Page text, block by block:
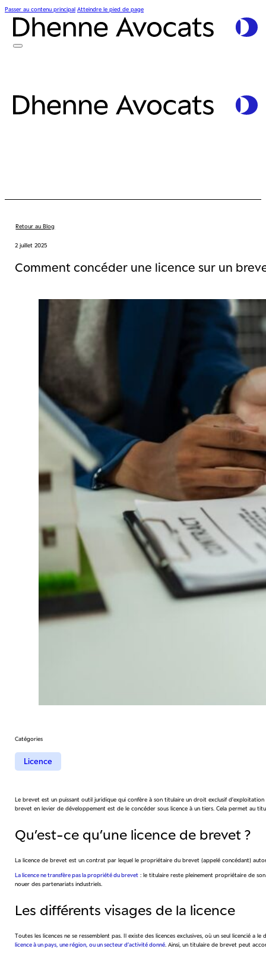
Passer au contenu principal Atteindre le pied de page
Retour au Blog
2 juillet 2025
Comment concéder une licence sur un
Catégories
Licence
Le brevet est un puissant outil juridique qui confère à son titulaire un droit exclusif
brevet en levier de développement est de le concéder sous licence à un tiers. Cela permet au
Qu’est-ce qu’une licence de brevet ?
La licence de brevet est un contrat par lequel le propriétaire du brevet (appelé concédant)
La licence ne transfère pas la propriété du brevet : le titulaire reste pleinement propriétaire de
nouer des partenariats industriels.
Les différents visages de la licence
Toutes les licences ne se ressemblent pas. Il existe des licences exclusives, où un seul licencié
licence à un pays, une région, ou un secteur d’activité donné . Ainsi, un titulaire de brevet peut